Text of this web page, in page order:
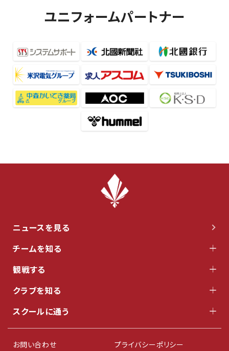
ユニフォームパートナー
ニュースを見る
チームを知る
観戦する
クラブを知る
スクールに通う
お問い合わせ
プライバシーポリシー